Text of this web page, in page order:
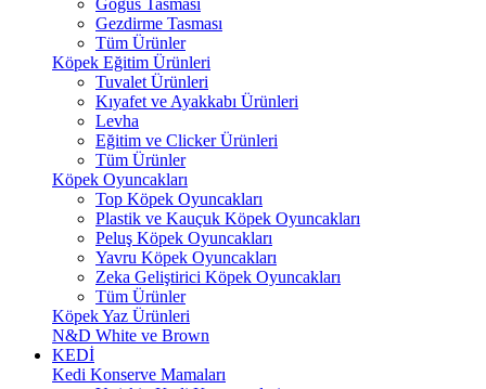
Göğüs Tasması
Gezdirme Tasması
Tüm Ürünler
Köpek Eğitim Ürünleri
Tuvalet Ürünleri
Kıyafet ve Ayakkabı Ürünleri
Levha
Eğitim ve Clicker Ürünleri
Tüm Ürünler
Köpek Oyuncakları
Top Köpek Oyuncakları
Plastik ve Kauçuk Köpek Oyuncakları
Peluş Köpek Oyuncakları
Yavru Köpek Oyuncakları
Zeka Geliştirici Köpek Oyuncakları
Tüm Ürünler
Köpek Yaz Ürünleri
N&D White ve Brown
KEDİ
Kedi Konserve Mamaları